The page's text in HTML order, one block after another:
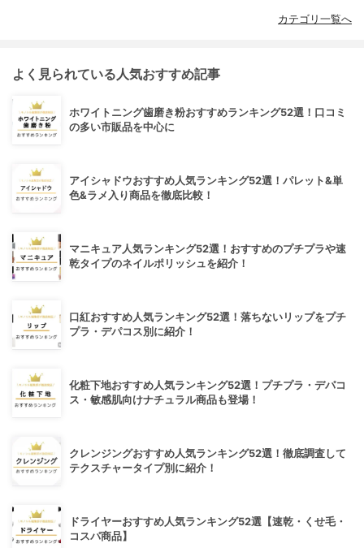
カテゴリ一覧へ
よく見られている人気おすすめ記事
ホワイトニング歯磨き粉おすすめランキング52選！口コミ
の多い市販品を中心に
アイシャドウおすすめ人気ランキング52選！パレット&単
色&ラメ入り商品を徹底比較！
マニキュア人気ランキング52選！おすすめのプチプラや速
乾タイプのネイルポリッシュを紹介！
口紅おすすめ人気ランキング52選！落ちないリップをプチ
プラ・デパコス別に紹介！
化粧下地おすすめ人気ランキング52選！プチプラ・デパコ
ス・敏感肌向けナチュラル商品も登場！
クレンジングおすすめ人気ランキング52選！徹底調査して
テクスチャータイプ別に紹介！
ドライヤーおすすめ人気ランキング52選【速乾・くせ毛・
コスパ商品】